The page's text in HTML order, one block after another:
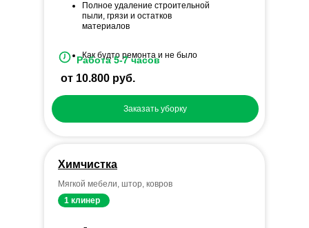
Мягкой мебели, штор, ковров
Химчистка
1 клинер
Полное удаление строительной
пыли, грязи и остатков
материалов
Как будто ремонта и не было
от 10.800 руб.
Работа 5-7 часов
Заказать уборку